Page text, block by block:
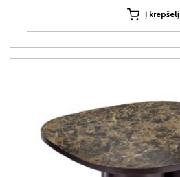
Į krepšelį